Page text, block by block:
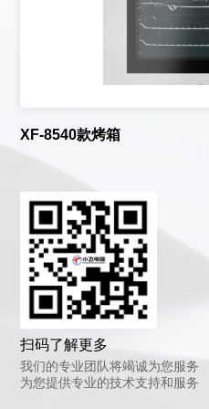
XF-8540款烤箱
扫码了解更多
我们的专业团队将竭诚为您服务
为您提供专业的技术支持和服务